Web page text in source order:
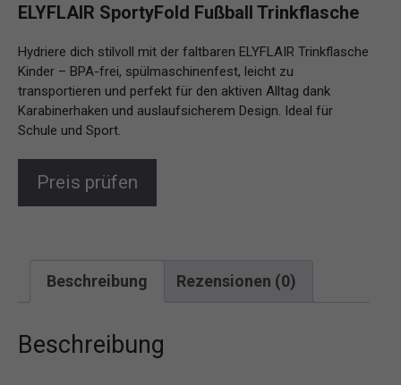
ELYFLAIR SportyFold Fußball Trinkflasche
Hydriere dich stilvoll mit der faltbaren ELYFLAIR Trinkflasche
Kinder – BPA-frei, spülmaschinenfest, leicht zu
transportieren und perfekt für den aktiven Alltag dank
Karabinerhaken und auslaufsicherem Design. Ideal für
Schule und Sport.
Preis prüfen
Beschreibung Rezensionen (0)
Beschreibung